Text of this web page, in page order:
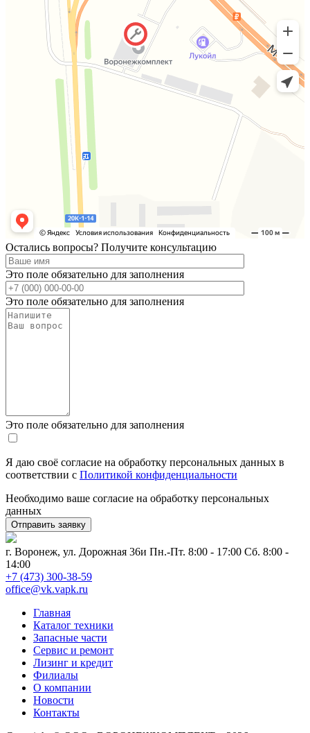
Остались вопросы? Получите консультацию
Это поле обязательно для заполнения
Это поле обязательно для заполнения
Это поле обязательно для заполнения
Я даю своё согласие на обработку персональных данных в
соответствии с Политикой конфиденциальности
Необходимо ваше согласие на обработку персональных
данных
г. Воронеж, ул. Дорожная 36и Пн.-Пт. 8:00 - 17:00 Сб. 8:00 -
14:00
+7 (473) 300-38-59
office@vk.vapk.ru
Главная
Каталог техники
Запасные части
Сервис и ремонт
Лизинг и кредит
Филиалы
О компании
Новости
Контакты